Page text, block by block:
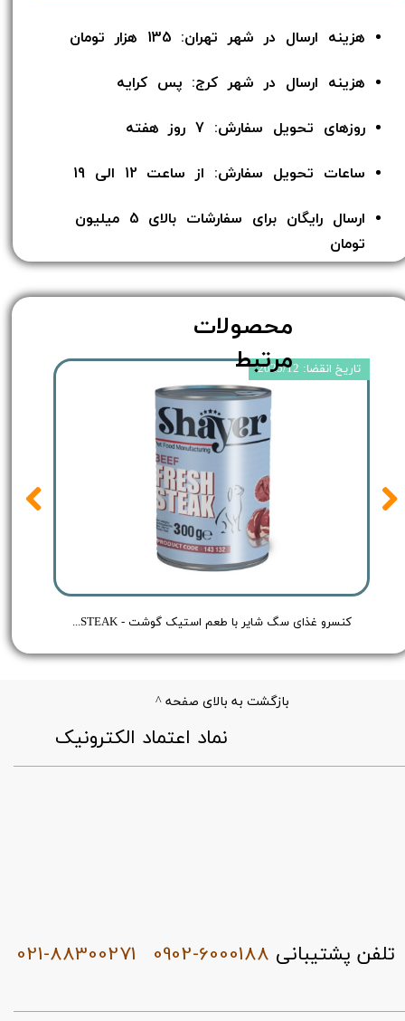
هزینه ارسال در شهر تهران: 135 هزار تومان
هزینه ارسال در شهر کرج: پس کرایه
روزهای تحویل سفارش: 7 روز هفته
ساعات تحویل سفارش: از ساعت 12 الی 19
ارسال رایگان برای سفارشات بالای 5 میلیون
تومان​​​​​​​
کنسرو غذای سگ شایر با طعم استیک گوشت - Shayer BEEF FRESH STEAK - وزن 300 گرم
تاریخ انقضا: 2025/12
محصولات
مرتبط
0902-6000188
بازگشت به بالای صفحه ^
021-88300271
​نماد اعتماد الکترونیک